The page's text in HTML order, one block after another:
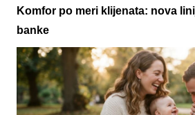
Komfor po meri klijenata: nova
banke